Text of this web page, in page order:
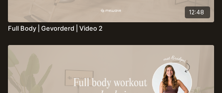
12:48
Full Body | Gevorderd | Video 2